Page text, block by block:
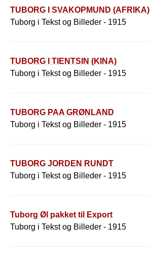
TUBORG I SVAKOPMUND (AFRIKA)
Tuborg i Tekst og Billeder - 1915
TUBORG I TIENTSIN (KINA)
Tuborg i Tekst og Billeder - 1915
TUBORG PAA GRØNLAND
Tuborg i Tekst og Billeder - 1915
TUBORG JORDEN RUNDT
Tuborg i Tekst og Billeder - 1915
Tuborg Øl pakket til Export
Tuborg i Tekst og Billeder - 1915